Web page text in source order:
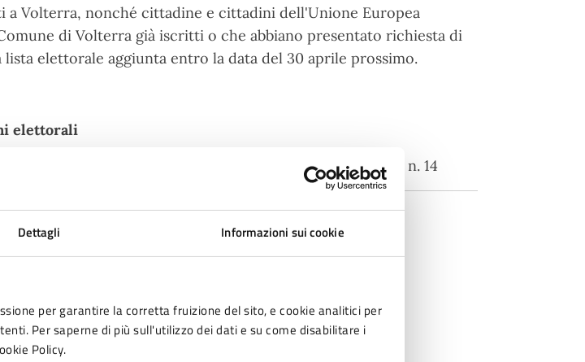
Dettagli Informazioni sui cookie
per garantire la corretta fruizione del sito, e cookie analitici per
Per saperne di più sull'utilizzo dei dati e su come disabilitare i
Policy.
Volterra, nonché cittadine e cittadini dell'Unione Europea
di Volterra già iscritti o che abbiano presentato richiesta di
elettorale aggiunta entro la data del 30 aprile prossimo.
elettorali
presenti sul territorio del Comune di Volterra sono n. 14
16 - Scuola Elementare 'San Lino'